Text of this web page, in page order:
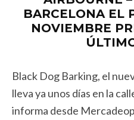
BARCELONA EL
NOVIEMBRE
Black Dog Barking, el
lleva ya unos días en la
informa desde